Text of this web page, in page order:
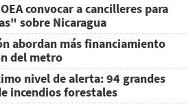
convocar a cancilleres para
sobre Nicaragua
abordan más financiamiento
del metro
nivel de alerta: 94 grandes
incendios forestales